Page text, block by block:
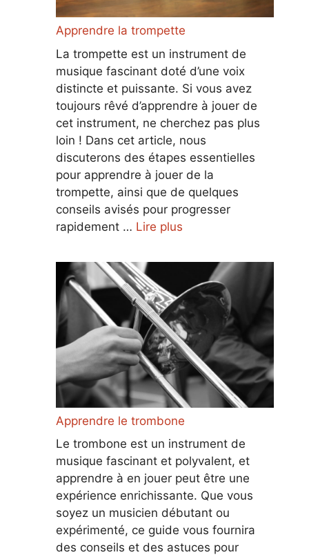
Apprendre la trompette
La trompette est un instrument de
musique fascinant doté d’une voix
distincte et puissante. Si vous avez
toujours rêvé d’apprendre à jouer de
cet instrument, ne cherchez pas plus
loin ! Dans cet article, nous
discuterons des étapes essentielles
pour apprendre à jouer de la
trompette, ainsi que de quelques
conseils avisés pour progresser
rapidement … Lire plus
Apprendre le trombone
Le trombone est un instrument de
musique fascinant et polyvalent, et
apprendre à en jouer peut être une
expérience enrichissante. Que vous
soyez un musicien débutant ou
expérimenté, ce guide vous fournira
des conseils et des astuces pour